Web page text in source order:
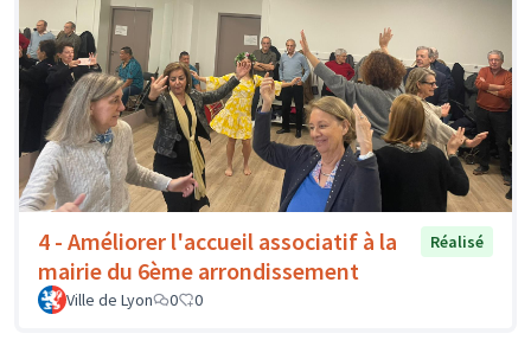
4 - Améliorer l'accueil associatif à la
mairie du 6ème arrondissement
Réalisé
Ville de Lyon 0 0